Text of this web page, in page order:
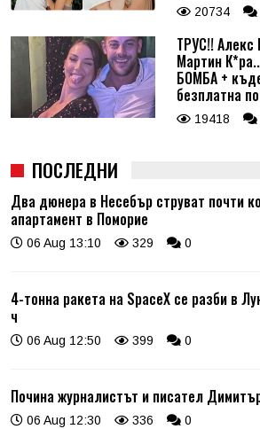
20734
ТРУС!! Алекс
Мартин
БОМБА +
безплатна
19418
ПОСЛЕДНИ
Два дюнера в Несебър струват почти
апартамент в Поморие
06 Aug 13:10 329 0
4-тонна ракета на SpaceX се разби в
ч
06 Aug 12:50 399 0
Почина журналистът и писател
06 Aug 12:30 336 0